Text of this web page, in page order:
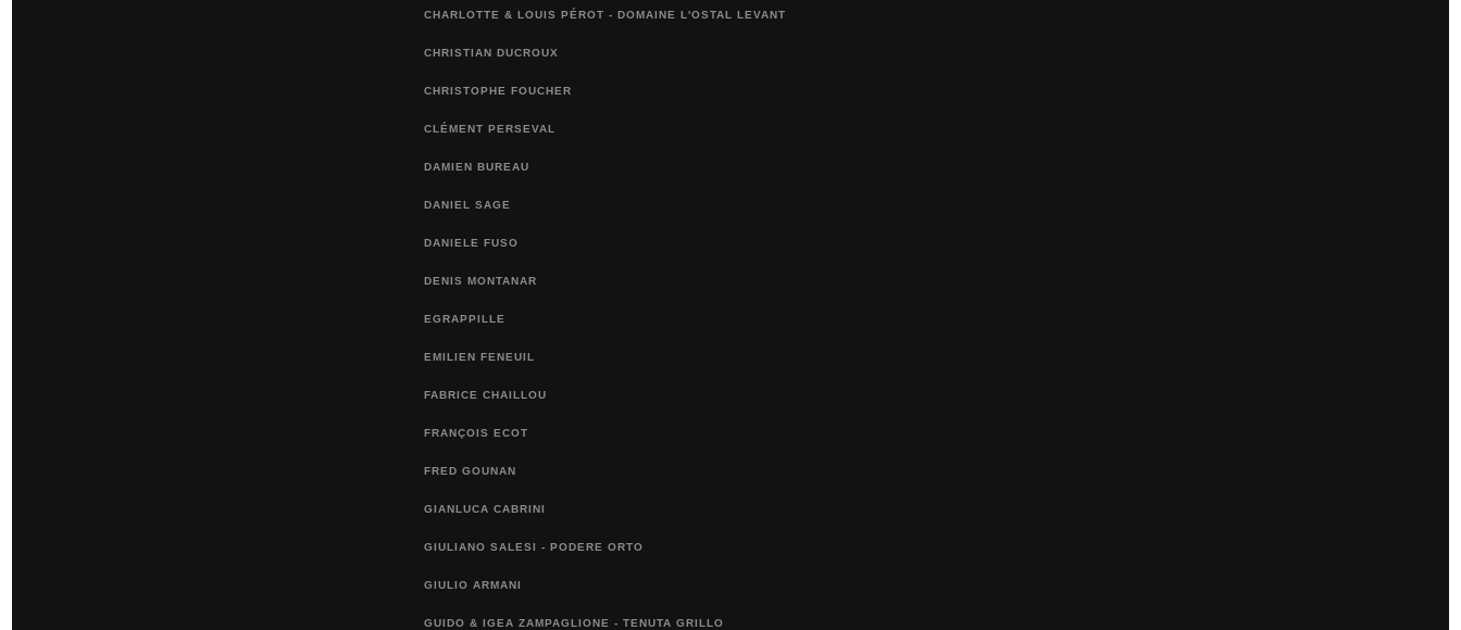
CHARLOTTE & LOUIS PÉROT - DOMAINE L'OSTAL LEVANT
CHRISTIAN DUCROUX
CHRISTOPHE FOUCHER
CLÉMENT PERSEVAL
DAMIEN BUREAU
DANIEL SAGE
DANIELE FUSO
DENIS MONTANAR
EGRAPPILLE
EMILIEN FENEUIL
FABRICE CHAILLOU
FRANÇOIS ECOT
FRED GOUNAN
GIANLUCA CABRINI
GIULIANO SALESI - PODERE ORTO
GIULIO ARMANI
GUIDO & IGEA ZAMPAGLIONE - TENUTA GRILLO